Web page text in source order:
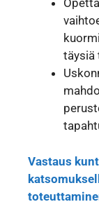
täysiä
Vastaus